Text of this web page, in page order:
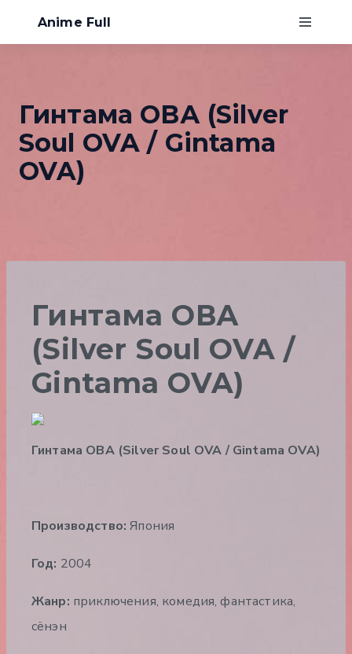
Anime Full
Хентай
О нас
Гинтама ОВА (Silver
Soul OVA / Gintama
OVA)
Гинтама ОВА
(Silver Soul OVA /
Gintama OVA)
Гинтама ОВА (Silver Soul OVA / Gintama OVA)
Производство: Япония
Год: 2004
Жанр: приключения, комедия, фантастика,
сёнэн